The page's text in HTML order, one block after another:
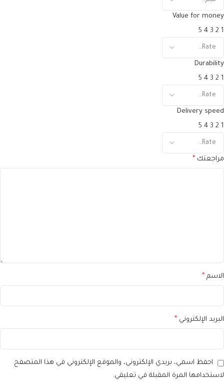
Value for money
1
2
3
4
5
Durability
1
2
3
4
5
Delivery speed
1
2
3
4
5
مراجعتك *
الاسم *
البريد الإلكتروني *
احفظ اسمي، بريدي الإلكتروني، والموقع الإلكتروني في هذا المتصفح
لاستخدامها المرة المقبلة في تعليقي.